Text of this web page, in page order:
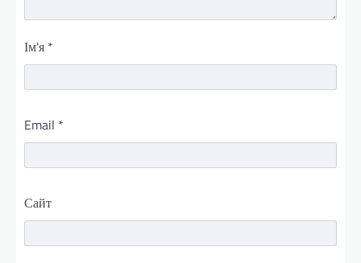
Ім'я *
Email *
Сайт